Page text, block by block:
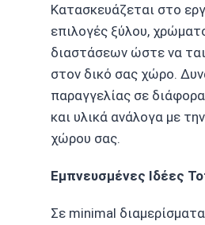
Κατασκευάζεται στο
επιλογές ξύλου,
διαστάσεων ώστε να
στον δικό σας χώρο.
παραγγελίας σε
και υλικά ανάλογα με
χώρου σας.
Εμπνευσμένες Ιδέες
Σε minimal